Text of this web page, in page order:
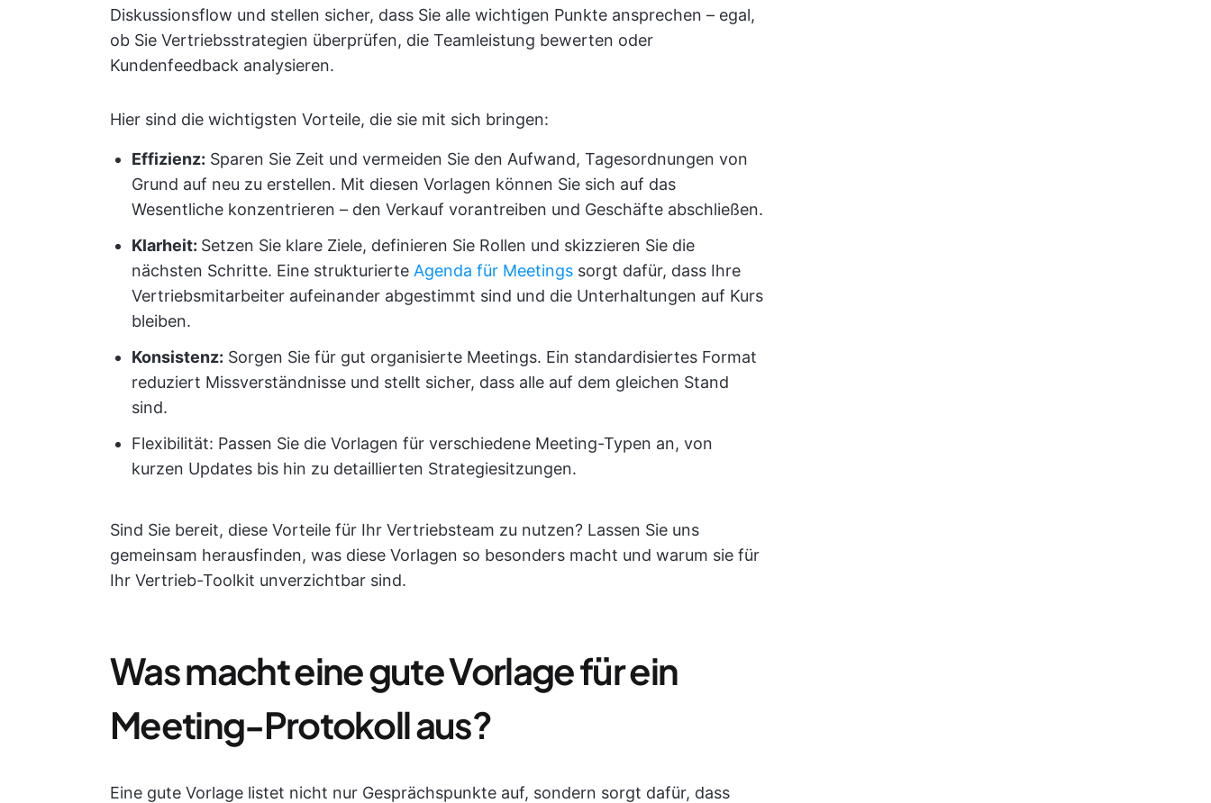
Diskussionsflow und stellen sicher, dass Sie alle wichtigen Punkte ansprechen – egal,
ob Sie Vertriebsstrategien überprüfen, die Teamleistung bewerten oder
Kundenfeedback analysieren.
Hier sind die wichtigsten Vorteile, die sie mit sich bringen:
Effizienz: Sparen Sie Zeit und vermeiden Sie den Aufwand, Tagesordnungen von
Grund auf neu zu erstellen. Mit diesen Vorlagen können Sie sich auf das
Wesentliche konzentrieren – den Verkauf vorantreiben und Geschäfte abschließen.
Klarheit: Setzen Sie klare Ziele, definieren Sie Rollen und skizzieren Sie die
nächsten Schritte. Eine strukturierte Agenda für Meetings sorgt dafür, dass Ihre
Vertriebsmitarbeiter aufeinander abgestimmt sind und die Unterhaltungen auf Kurs
bleiben.
Konsistenz: Sorgen Sie für gut organisierte Meetings. Ein standardisiertes Format
reduziert Missverständnisse und stellt sicher, dass alle auf dem gleichen Stand
sind.
Flexibilität: Passen Sie die Vorlagen für verschiedene Meeting-Typen an, von
kurzen Updates bis hin zu detaillierten Strategiesitzungen.
Sind Sie bereit, diese Vorteile für Ihr Vertriebsteam zu nutzen? Lassen Sie uns
gemeinsam herausfinden, was diese Vorlagen so besonders macht und warum sie für
Ihr Vertrieb-Toolkit unverzichtbar sind.
Was macht eine gute Vorlage für ein
Meeting-Protokoll aus?
Eine gute Vorlage listet nicht nur Gesprächspunkte auf, sondern sorgt dafür, dass